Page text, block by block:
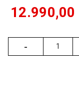
ŠTAMPAČI,
SKENERI I
FOTOAPARATI
I KAMERE
12.990,00
-
Količina